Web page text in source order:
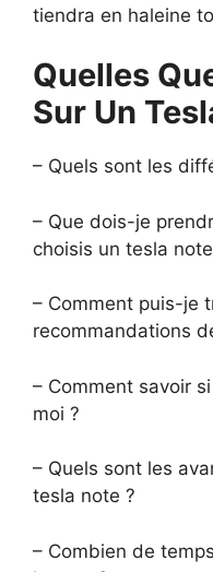
tiendra en haleine
Quelles
Sur Un
– Quels sont les
– Que dois-je
choisis un tesla
– Comment puis-je
recommandations
– Comment savoir
moi ?
– Quels sont les
tesla note ?
– Combien de